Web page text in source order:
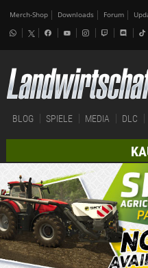
Merch-Shop Downloads Forum
BLOG SPIELE MEDIA DLC